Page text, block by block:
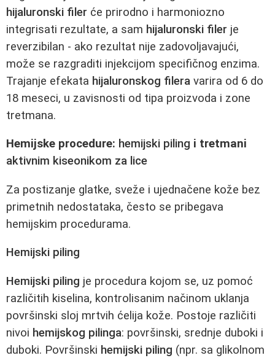
hijaluronski filer će prirodno i harmoniozno
integrisati rezultate, a sam hijaluronski filer je
reverzibilan - ako rezultat nije zadovoljavajući,
može se razgraditi injekcijom specifičnog enzima.
Trajanje efekata hijaluronskog filera varira od 6 do
18 meseci, u zavisnosti od tipa proizvoda i zone
tretmana.
Hemijske procedure: hemijski piling i tretmani
aktivnim kiseonikom za lice
Za postizanje glatke, sveže i ujednačene kože bez
primetnih nedostataka, često se pribegava
hemijskim procedurama.
Hemijski piling
Hemijski piling je procedura kojom se, uz pomoć
različitih kiselina, kontrolisanim načinom uklanja
površinski sloj mrtvih ćelija kože. Postoje različiti
nivoi hemijskog pilinga: površinski, srednje duboki i
duboki. Površinski hemijski piling (npr. sa glikolnom